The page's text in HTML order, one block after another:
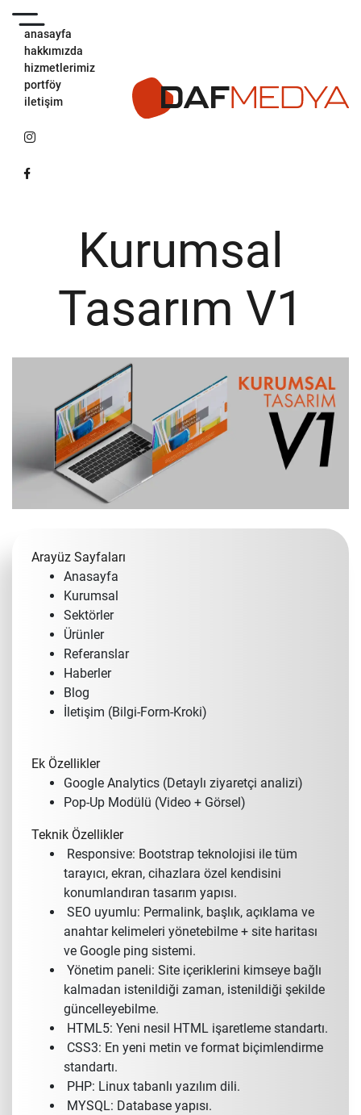
anasayfa
hakkımızda
hizmetlerimiz
portföy
iletişim
Kurumsal
Tasarım V1
Arayüz Sayfaları
Anasayfa
Kurumsal
Sektörler
Ürünler
Referanslar
Haberler
Blog
İletişim (Bilgi-Form-Kroki)
Ek Özellikler
Google Analytics (Detaylı ziyaretçi analizi)
Pop-Up Modülü (Video + Görsel)
Teknik Özellikler
Responsive: Bootstrap teknolojisi ile tüm
tarayıcı, ekran, cihazlara özel kendisini
konumlandıran tasarım yapısı.
SEO uyumlu: Permalink, başlık, açıklama ve
anahtar kelimeleri yönetebilme + site haritası
ve Google ping sistemi.
Yönetim paneli: Site içeriklerini kimseye bağlı
kalmadan istenildiği zaman, istenildiği şekilde
güncelleyebilme.
HTML5: Yeni nesil HTML işaretleme standartı.
CSS3: En yeni metin ve format biçimlendirme
standartı.
PHP: Linux tabanlı yazılım dili.
MYSQL: Database yapısı.